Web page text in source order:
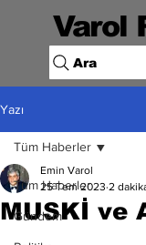
Varol
Ara
Yazı
Tüm Haberler
Gündem
Tüm Haberler
MUSKİ ve
Emin Varol
25 Tem 2023 2